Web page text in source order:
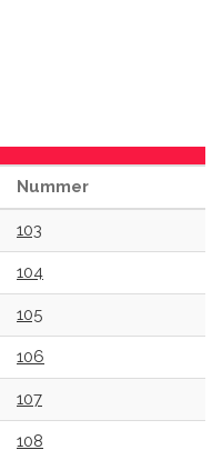
Nummer
103
104
105
106
107
108